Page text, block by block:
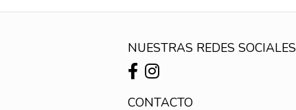
NUESTRAS REDES SOCIALES
CONTACTO